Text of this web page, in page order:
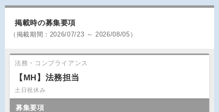
掲載時の募集要項
（ 掲載期間： 2026/07/23 ～ 2026/08/05）
法務・コンプライアンス
【MH】法務担当
土日祝休み
募集要項